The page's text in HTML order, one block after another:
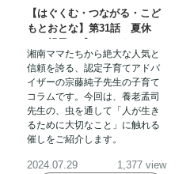
【はぐくむ・つながる・こど
もとおとな】第31話 夏休
か？ ～養老先生の蟲展から～
湘南ママたちから絶大な人気と
信頼を誇る、認定子育てアドバ
イザーの宗藤純子先生の子育て
コラムです。今回は、養老孟司
先生の、虫を通して「人が生き
るために大切なこと」に触れる
催しをご紹介します。
2024.07.29
1,377 view